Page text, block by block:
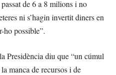
de 6 a 8 milions i no
ni s’hagin invertit diners en
ho possible”.
Presidència diu que “un cúmul
manca de recursos i de